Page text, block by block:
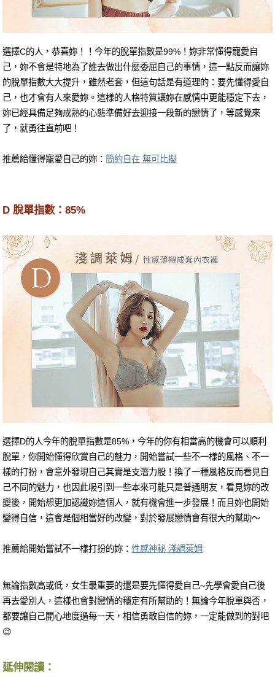
選擇C的人，恭喜妳！！今年的脫單指數是99%！妳非常懂得寵愛自
己，妳不會是特地為了誰去做出什麼委屈自己的事情，這一點反而讓妳
的脫單指數大大提升，雖然老套，但這句話是有道理的：要先懂得愛自
己，也才會有人來愛妳。這樣的人格特質讓妳在感情中更能穩定下去，
妳已經具備足夠成熟的心態準備好去迎接一段新的戀情了，等感覺來
了，就勇往直前吧！
推薦給懂得寵愛自己的妳：簡約自在 無可比擬
D 脫單指數：85%
選擇D的人今年的脫單指數是85%，今年的你有相當高的機會可以順利
脫單，你開始懂得欣賞自己的魅力，開始嘗試一些不一樣的風格、不一
樣的打扮，會意外發現自己其實是支潛力股！換了一種風格反而看見自
己不同的魅力，也因此吸引到一些本來可能只是普通朋友，看見妳的改
變後，開始想更加認識妳這個人，就有機會進一步發展！而且妳也開始
變得自信，這會是個相當好的改變，對於發展戀情會有很大的幫助～
推薦給開始嘗試不一樣打扮的妳：性感神秘 淺調萊姆
無論指數高或低，女生最重要的還是要先懂得愛自己~先學會愛自己後
再去愛別人，這樣也會對戀情的穩定有所幫助的！無論今年脫單與否，
都要讓自己開心地度過每一天，相信勇敢自信的妳，一定能做到的對吧
😉
延伸閱讀：